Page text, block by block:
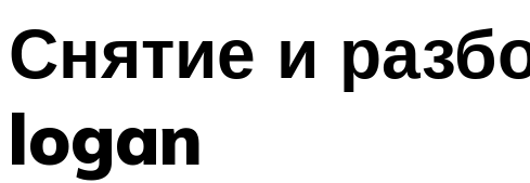
Снятие и
logan